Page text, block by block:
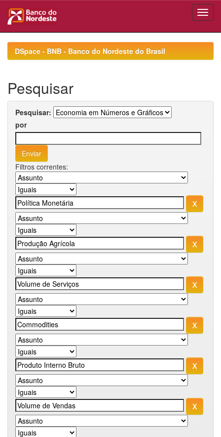
navigationDSpace - BNB - Banco do Nordeste do Brasil
Pesquisar
Pesquisar:
por
Filtros correntes: